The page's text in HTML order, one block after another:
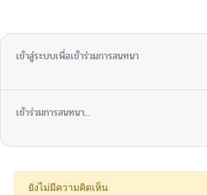
ตอนที่ 37
ตอนที่ 34
เข้าสู่ระบบเพื่อเข้าร่วมการสนทนา
เข้าร่วมการสนทนา...
ยังไม่มีความคิดเห็น